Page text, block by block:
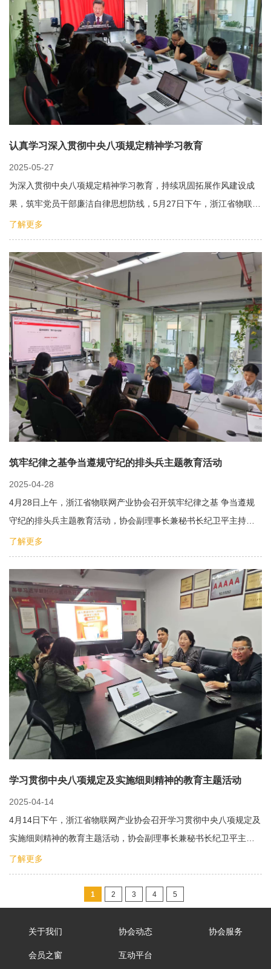
认真学习深入贯彻中央八项规定精神学习教育
2025-05-27
为深入贯彻中央八项规定精神学习教育，持续巩固拓展作风建设成
果，筑牢党员干部廉洁自律思想防线，5月27日下午，浙江省物联…
了解更多
筑牢纪律之基争当遵规守纪的排头兵主题教育活动
2025-04-28
4月28日上午，浙江省物联网产业协会召开筑牢纪律之基 争当遵规
守纪的排头兵主题教育活动，协会副理事长兼秘书长纪卫平主持
会…
了解更多
学习贯彻中央八项规定及实施细则精神的教育主题活动
2025-04-14
4月14日下午，浙江省物联网产业协会召开学习贯彻中央八项规定及
实施细则精神的教育主题活动，协会副理事长兼秘书长纪卫平主…
了解更多
1 2 3 4 5
关于我们 协会动态 协会服务
会员之窗 互动平台